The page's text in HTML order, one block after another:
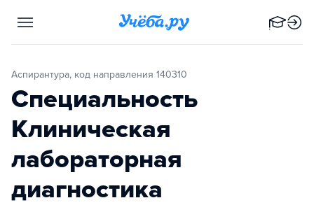
Аспирантура, код направления 140310
Специальность
Клиническая
лабораторная
диагностика